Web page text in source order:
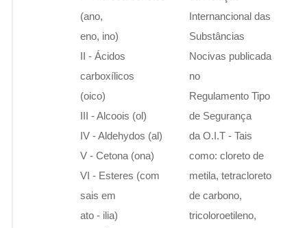
(ano,
eno, ino)
II - Ácidos
carboxílicos
(oico)
III - Alcoois (ol)
IV - Aldehydos (al)
V - Cetona (ona)
VI - Esteres (com
sais em
ato - ilia)
Internancional das
Substâncias
Nocivas publicada
no
Regulamento Tipo
de Segurança
da O.I.T - Tais
como: cloreto de
metila, tetracloreto
de carbono,
tricoloroetileno,